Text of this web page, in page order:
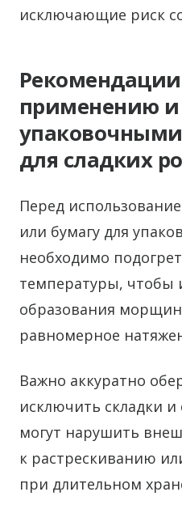
исключающие риск
применению и
для сладких
Перед
или бумагу для
необходимо
температуры, чтобы
образования
равномерное
Важно аккуратно
исключить складки
могут нарушить
к растрескиванию
при длительном